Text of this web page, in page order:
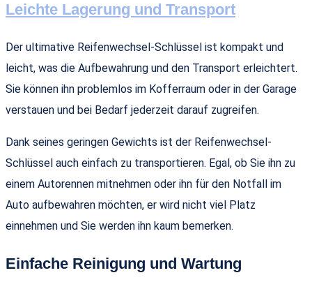
Leichte Lagerung und Transport
Der ultimative Reifenwechsel-Schlüssel ist kompakt und
leicht, was die Aufbewahrung und den Transport erleichtert.
Sie können ihn problemlos im Kofferraum oder in der Garage
verstauen und bei Bedarf jederzeit darauf zugreifen.
Dank seines geringen Gewichts ist der Reifenwechsel-
Schlüssel auch einfach zu transportieren. Egal, ob Sie ihn zu
einem Autorennen mitnehmen oder ihn für den Notfall im
Auto aufbewahren möchten, er wird nicht viel Platz
einnehmen und Sie werden ihn kaum bemerken.
Einfache Reinigung und Wartung